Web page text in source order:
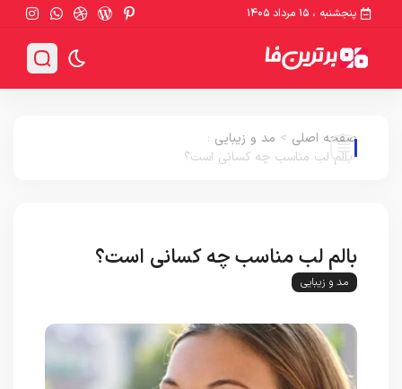
پنجشنبه ، ۱۵ مرداد ۱۴۰۵
صفحه اصلی > مد و زیبایی :
بالم لب مناسب چه کسانی است؟
بالم لب مناسب چه کسانی است؟
مد و زیبایی